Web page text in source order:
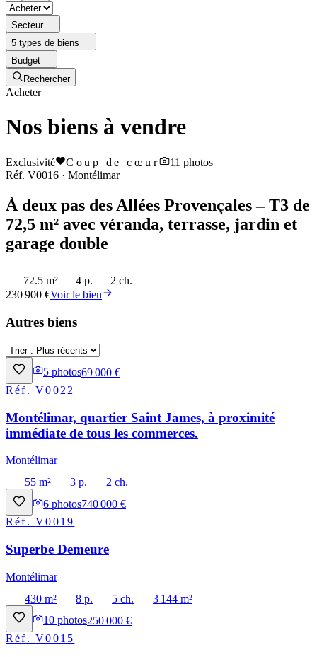
Secteur
5 types de biens
Budget
Rechercher
Acheter
Nos biens à vendre
Exclusivité Coup de cœur 11 photos
Réf. V0016 · Montélimar
À deux pas des Allées Provençales – T3 de
72,5 m² avec véranda, terrasse, jardin et
garage double
72.5 m² 4 p.
2 ch.
230 900 €Voir le bien
Autres biens
5 photos69 000 €
Réf.V0022
Montélimar, quartier Saint James, à proximité
immédiate de tous les commerces.
Montélimar
55 m²
3 p.
2 ch.
6 photos740 000 €
Réf.V0019
Superbe Demeure
Montélimar
430 m²
8 p. 5 ch.
3 144 m²
10 photos250 000 €
Réf.V0015